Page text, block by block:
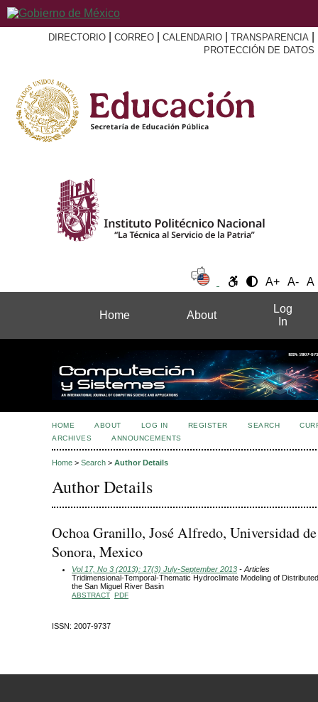
DIRECTORIO CORREO CALENDARIO TRANSPARENCIA
PROTECCIÓN DE DATOS
A+ A- A
Home About
Log
In
HOME ABOUT LOG IN REGISTER SEARCH
ARCHIVES
ANNOUNCEMENTS
Home > Search > Author Details
Author Details
Ochoa Granillo, José Alfredo, Universidad de
Sonora, Mexico
Vol 17, No 3 (2013): 17(3) July-September 2013 - Articles
Tridimensional-Temporal-Thematic Hydroclimate Modeling of
the San Miguel River Basin
ABSTRACT PDF
ISSN: 2007-9737